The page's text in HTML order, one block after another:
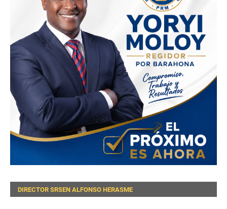
DIRECTOR SRSEN ALFONSO HERASME